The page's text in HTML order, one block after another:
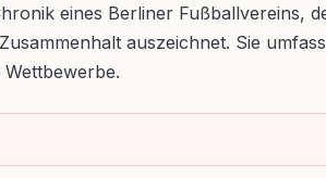
eines Berliner Fußballvereins,
auszeichnet. Sie